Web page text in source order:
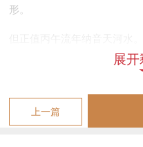
形。
压力视为必须攀登的台阶，
力，使她在关键大考如中考
随印绶星在四季中的间歇透
朗的节点，此时最忌死记硬
展
上一篇